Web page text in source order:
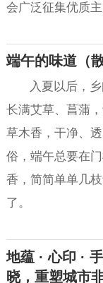
会广泛征集优质主
端午的味道（散
入夏以后，
长满艾草、菖蒲
草木香，干净、
俗，端午总要在
香，简简单单几
了。
地蕴 · 心印 ·
晓，重塑城市